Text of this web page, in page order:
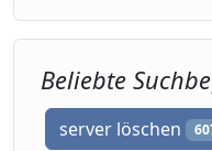
Beliebte
server löschen